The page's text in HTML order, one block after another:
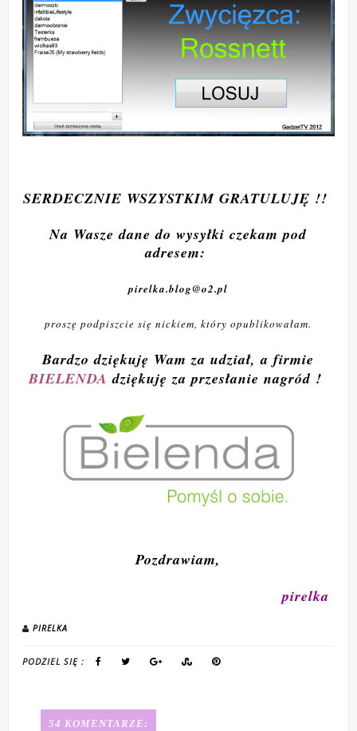
SERDECZNIE WSZYSTKIM GRATULUJĘ !!
Na Wasze dane do wysyłki czekam pod
adresem:
pirelka.blog@o2.pl
proszę podpiszcie się nickiem, który opublikowałam.
Bardzo dziękuję Wam za udział, a firmie
BIELENDA dziękuję za przesłanie nagród !
Pozdrawiam,
pirelka
PIRELKA
PODZIEL SIĘ :
54 KOMENTARZE: